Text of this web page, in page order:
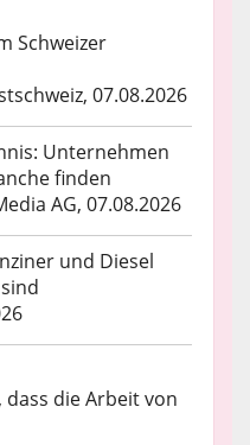
Schweizer
07.08.2026
Unternehmen
finden
AG, 07.08.2026
und Diesel
die Arbeit von